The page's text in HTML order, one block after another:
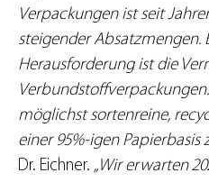
Verpackungen ist seit
steigender Absatzmengen.
Herausforderung ist die
möglichst sortenreine,
einer 95%-igen Papierbasis
Dr. Eichner. „Wir erwarten